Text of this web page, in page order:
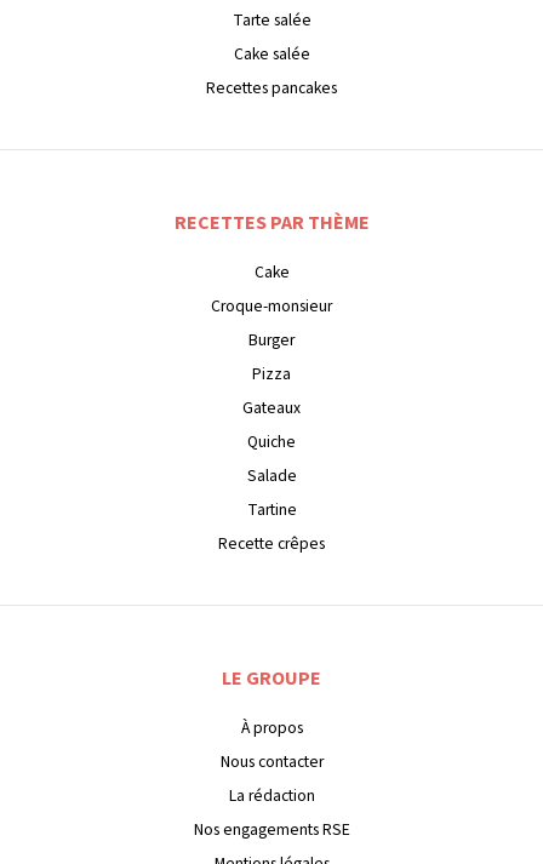
Tarte salée
Cake salée
Recettes pancakes
RECETTES PAR THÈME
Cake
Croque-monsieur
Burger
Pizza
Gateaux
Quiche
Salade
Tartine
Recette crêpes
LE GROUPE
À propos
Nous contacter
La rédaction
Nos engagements RSE